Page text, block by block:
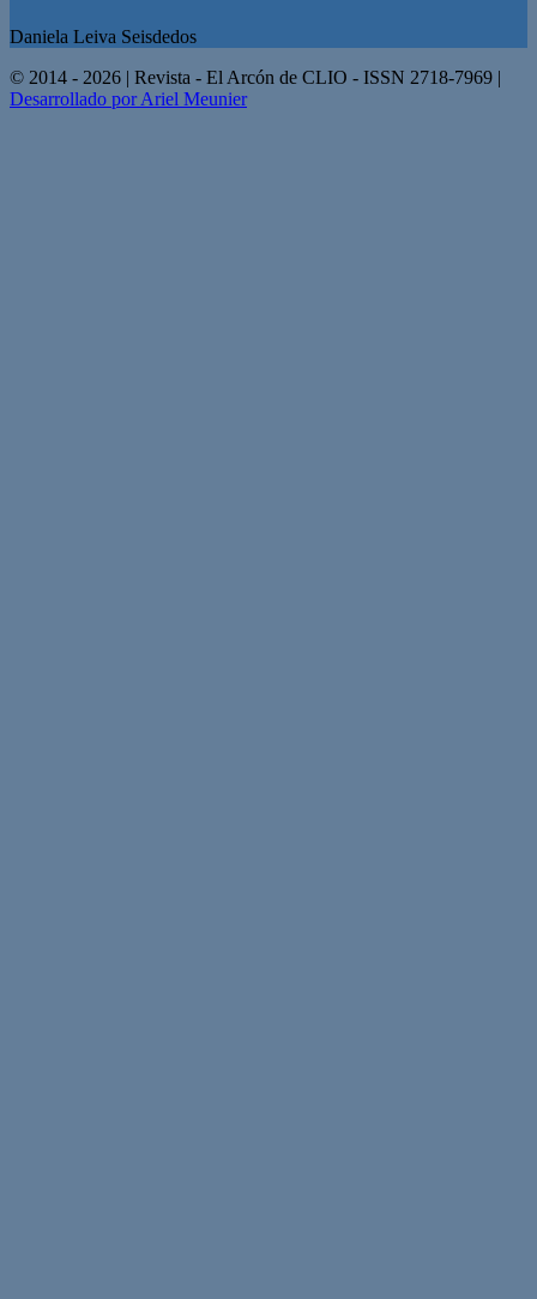
Daniela Leiva Seisdedos
© 2014 - 2026 | Revista - El Arcón de CLIO - ISSN 2718-7969 |
Desarrollado por Ariel Meunier